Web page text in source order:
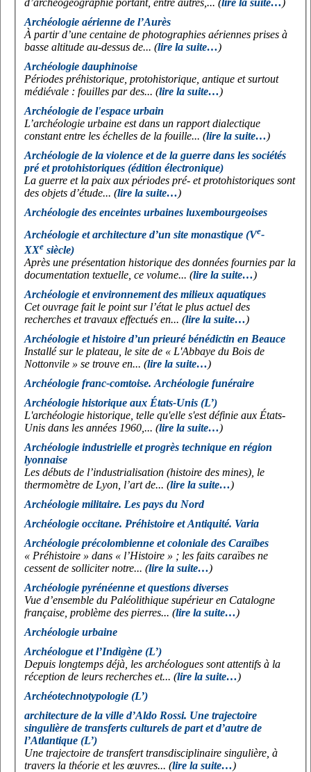
Archéologie aérienne de l’Aurès
À partir d’une centaine de photographies aériennes prises à
basse altitude au-dessus de... (lire la suite…)
Archéologie dauphinoise
Périodes préhistorique, protohistorique, antique et surtout
médiévale : fouilles par des... (lire la suite…)
Archéologie de l'espace urbain
L’archéologie urbaine est dans un rapport dialectique
constant entre les échelles de la fouille... (lire la suite…)
Archéologie de la violence et de la guerre dans les sociétés
pré et protohistoriques (édition électronique)
La guerre et la paix aux périodes pré- et protohistoriques sont
des objets d’étude... (lire la suite…)
Archéologie des enceintes urbaines luxembourgeoises
Archéologie et architecture d’un site monastique (Ve-
XXe siècle)
Après une présentation historique des données fournies par la
documentation textuelle, ce volume... (lire la suite…)
Archéologie et environnement des milieux aquatiques
Cet ouvrage fait le point sur l’état le plus actuel des
recherches et travaux effectués en... (lire la suite…)
Archéologie et histoire d’un prieuré bénédictin en Beauce
Installé sur le plateau, le site de « L'Abbaye du Bois de
Nottonvile » se trouve en... (lire la suite…)
Archéologie franc-comtoise. Archéologie funéraire
Archéologie historique aux États-Unis (L’)
L'archéologie historique, telle qu'elle s'est définie aux États-
Unis dans les années 1960,... (lire la suite…)
Archéologie industrielle et progrès technique en région
lyonnaise
Les débuts de l’industrialisation (histoire des mines), le
thermomètre de Lyon, l’art de... (lire la suite…)
Archéologie militaire. Les pays du Nord
Archéologie occitane. Préhistoire et Antiquité. Varia
Archéologie précolombienne et coloniale des Caraïbes
« Préhistoire » dans « l’Histoire » ; les faits caraïbes ne
cessent de solliciter notre... (lire la suite…)
Archéologie pyrénéenne et questions diverses
Vue d’ensemble du Paléolithique supérieur en Catalogne
française, problème des pierres... (lire la suite…)
Archéologie urbaine
Archéologue et l’Indigène (L’)
Depuis longtemps déjà, les archéologues sont attentifs à la
réception de leurs recherches et... (lire la suite…)
Archéotechnotypologie (L’)
architecture de la ville d’Aldo Rossi. Une trajectoire
singulière de transferts culturels de part et d’autre de
l’Atlantique (L’)
Une trajectoire de transfert transdisciplinaire singulière, à
travers la théorie et les œuvres... (lire la suite…)